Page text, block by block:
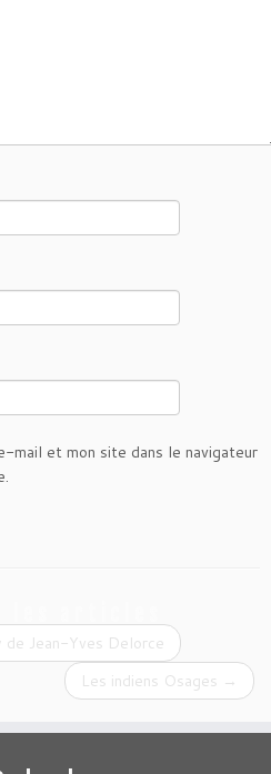
mail et mon site dans le navigateur
Jean-Yves Delorce
Les indiens Osages →